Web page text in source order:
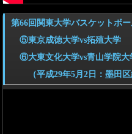
第66回関東大学バスケットボ
⑤東京成徳大学vs拓殖大学
⑥大東文化大学vs青山学院大
（平成29年5月2日：墨田区